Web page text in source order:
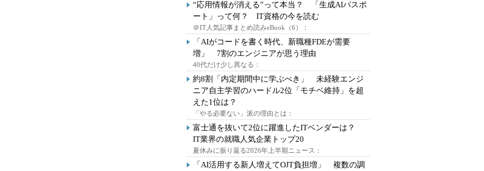
“応用情報が消える”って本当？ 「生成AIパスポ
ート」って何？ IT資格の今を読む
＠IT人気記事まとめ読みeBook（6）：
「AIがコードを書く時代、新職種FDEが需要
増」 7割のエンジニアが思う理由
40代だけ少し異なる：
約8割「内定期間中に学ぶべき」 未経験エンジ
ニア自主学習のハードル2位「モチベ維持」を超
えた1位は？
「やる必要ない」派の理由とは：
富士通を抜いて2位に躍進したITベンダーは？
IT業界の就職人気企業トップ20
夏休みに振り返る2026年上半期ニュース：
「AI活用する新人増えてOJT負担増」 複数の調